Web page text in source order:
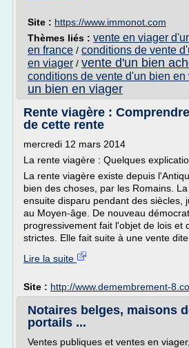
Site : https://www.immonot.com
Thèmes liés : vente en viager
en france / conditions de vente
en viager / vente d'un bien
conditions de vente d'un bien en
un bien en viager
Rente viagère :
de cette rente
mercredi 12 mars 2014
La rente viagère : Quelques
La rente viagère existe depuis
bien des choses, par les Romains.
ensuite disparu pendant des siècles,
au Moyen-âge. De nouveau
progressivement fait l'objet de lois et
strictes. Elle fait suite à une vente dite
Lire la suite
Site : http://www.demembrement-
Notaires belges, maisons
portails ...
Ventes publiques et ventes en